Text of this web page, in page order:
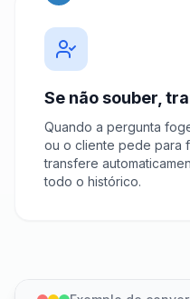
Se não souber,
Quando a pergunta
ou o cliente pede para
transfere
todo o histórico.